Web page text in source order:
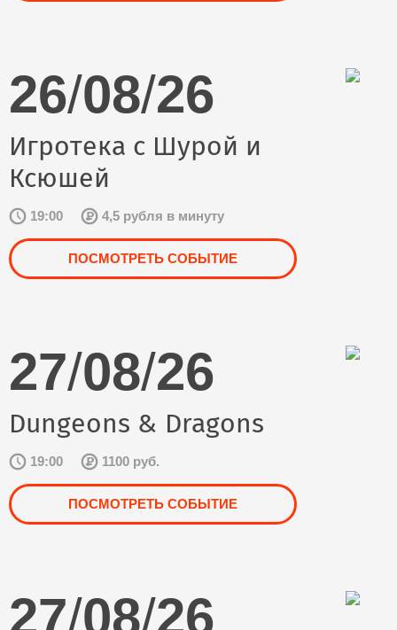
26/08/26
Игротека с Шурой и
Ксюшей
19:00 4,5 рубля в минуту
ПОСМОТРЕТЬ СОБЫТИЕ
27/08/26
Dungeons & Dragons
19:00 1100 руб.
ПОСМОТРЕТЬ СОБЫТИЕ
27/08/26